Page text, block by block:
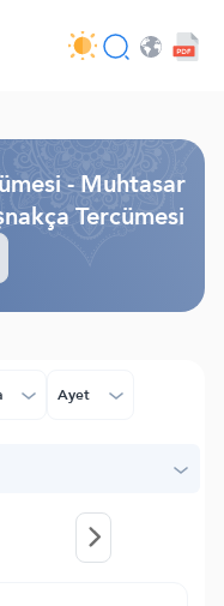
- Muhtasar
Tercümesi
Ayet